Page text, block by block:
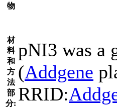
物
材
料
和
方
法
部
分:
pNI3 was a
(Addgene
RRID: